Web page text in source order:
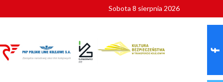
Sobota 8 sierpnia 2026